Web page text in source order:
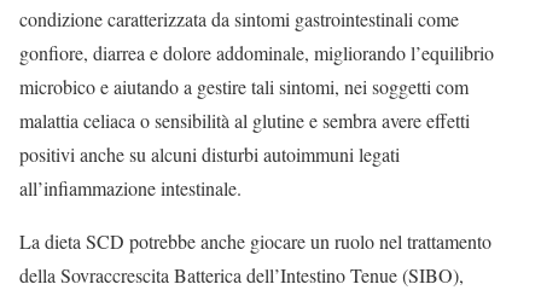
condizione caratterizzata da sintomi gastrointestinali come
gonfiore, diarrea e dolore addominale, migliorando l’equilibrio
microbico e aiutando a gestire tali sintomi, nei soggetti com
malattia celiaca o sensibilità al glutine e sembra avere effetti
positivi anche su alcuni disturbi autoimmuni legati
all’infiammazione intestinale.
La dieta SCD potrebbe anche giocare un ruolo nel trattamento
della Sovraccrescita Batterica dell’Intestino Tenue (SIBO),